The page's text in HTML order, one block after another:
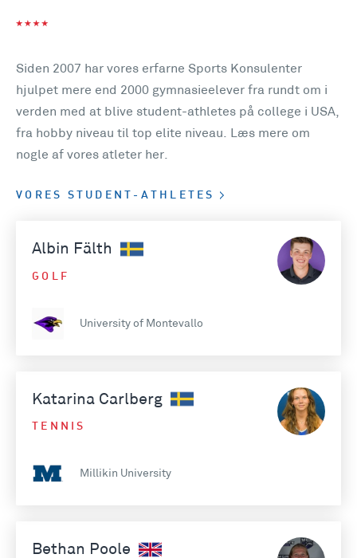
Siden 2007 har vores erfarne Sports Konsulenter
hjulpet mere end 2000 gymnasieelever fra rundt om i
verden med at blive student-athletes på college i USA,
fra hobby niveau til top elite niveau. Læs mere om
nogle af vores atleter her.
VORES STUDENT-ATHLETES
Albin Fälth
GOLF
University of Montevallo
Katarina Carlberg
TENNIS
Millikin University
Bethan Poole